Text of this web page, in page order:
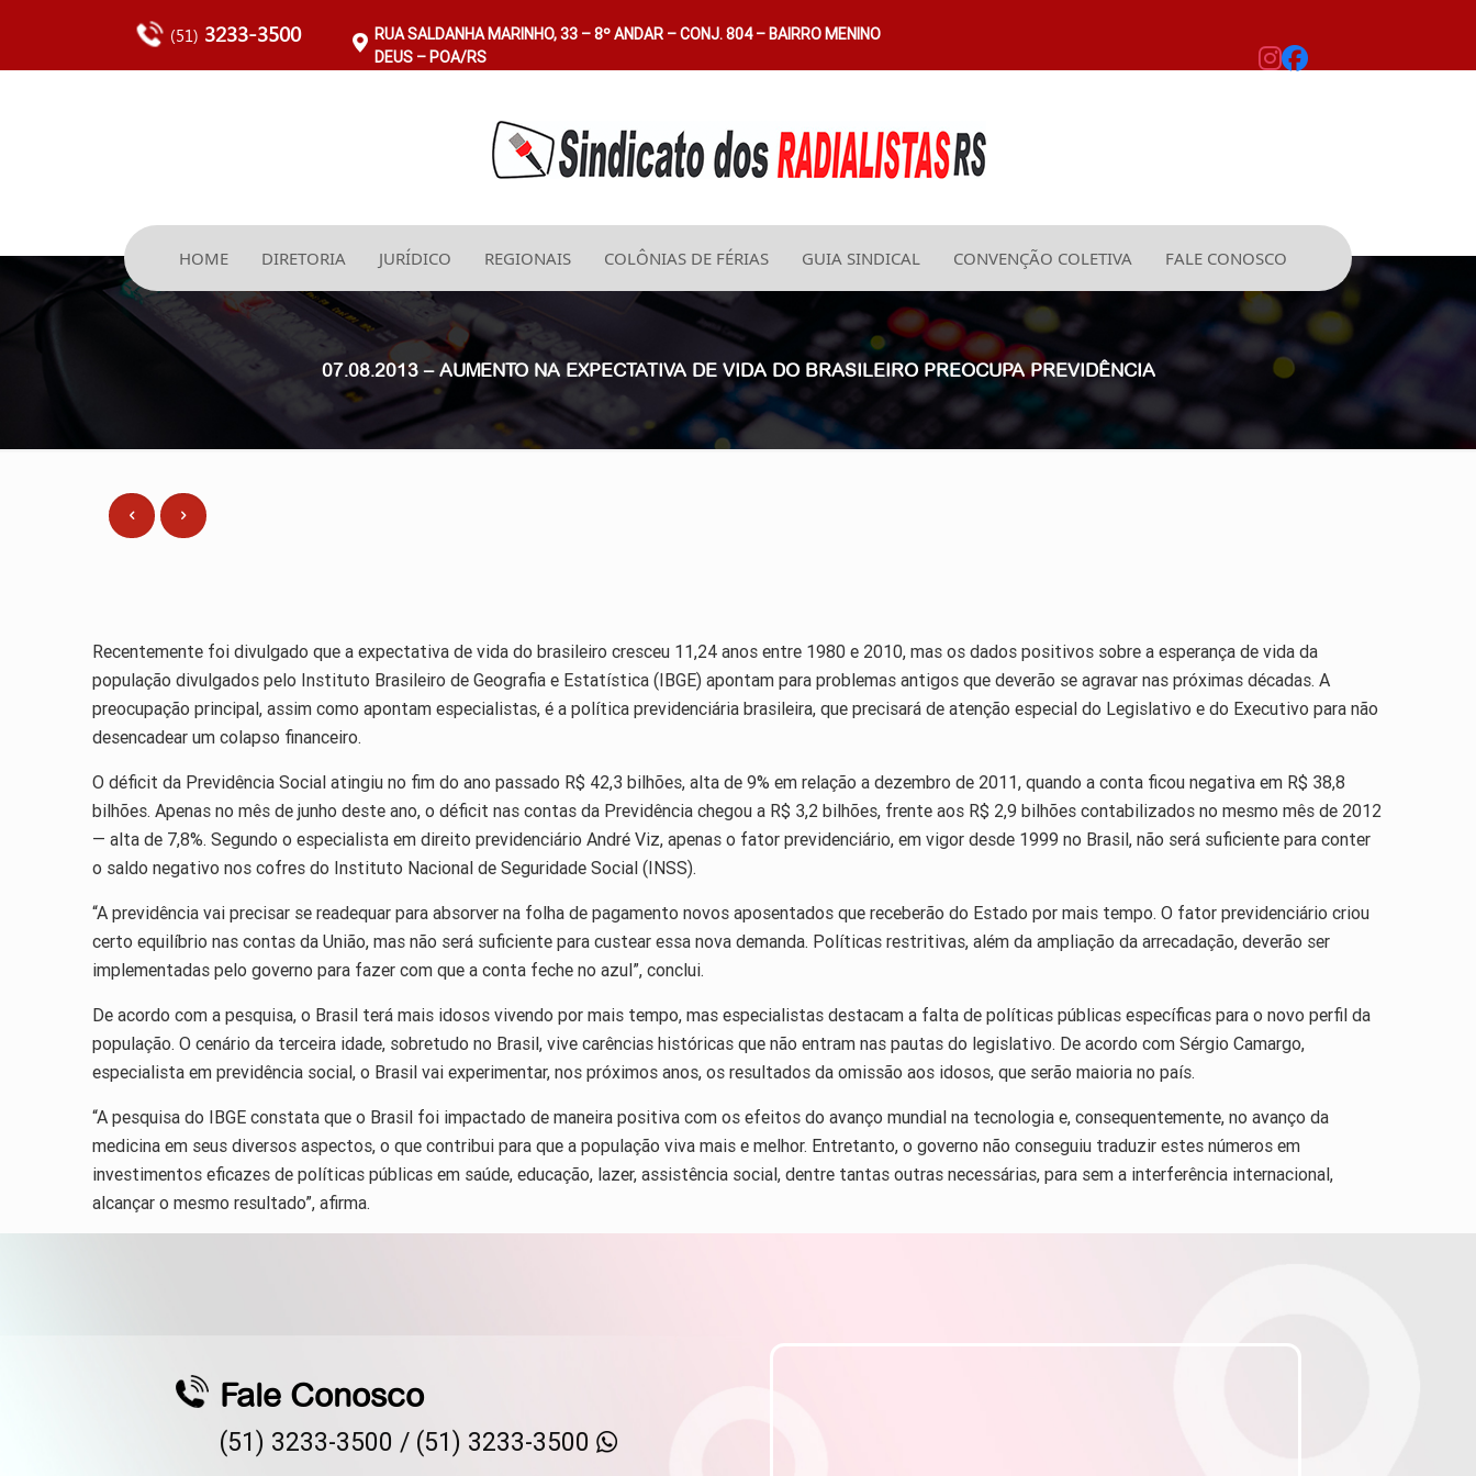
(51) 3233-3500
RUA SALDANHA MARINHO, 33 – 8º ANDAR – CONJ. 804 – BAIRRO MENINO
DEUS – POA/RS
HOME DIRETORIA JURÍDICO REGIONAIS COLÔNIAS DE FÉRIAS GUIA SINDICAL CONVENÇÃO COLETIVA FALE CONOSCO
07.08.2013 – AUMENTO NA EXPECTATIVA DE VIDA DO BRASILEIRO PREOCUPA PREVIDÊNCIA
Recentemente foi divulgado que a expectativa de vida do brasileiro cresceu 11,24 anos entre 1980 e 2010, mas os dados positivos sobre a esperança de vida da
população divulgados pelo Instituto Brasileiro de Geografia e Estatística (IBGE) apontam para problemas antigos que deverão se agravar nas próximas décadas. A
preocupação principal, assim como apontam especialistas, é a política previdenciária brasileira, que precisará de atenção especial do Legislativo e do Executivo para não
desencadear um colapso financeiro.
O déficit da Previdência Social atingiu no fim do ano passado R$ 42,3 bilhões, alta de 9% em relação a dezembro de 2011, quando a conta ficou negativa em R$ 38,8
bilhões. Apenas no mês de junho deste ano, o déficit nas contas da Previdência chegou a R$ 3,2 bilhões, frente aos R$ 2,9 bilhões contabilizados no mesmo mês de 2012
— alta de 7,8%. Segundo o especialista em direito previdenciário André Viz, apenas o fator previdenciário, em vigor desde 1999 no Brasil, não será suficiente para conter
o saldo negativo nos cofres do Instituto Nacional de Seguridade Social (INSS).
“A previdência vai precisar se readequar para absorver na folha de pagamento novos aposentados que receberão do Estado por mais tempo. O fator previdenciário criou
certo equilíbrio nas contas da União, mas não será suficiente para custear essa nova demanda. Políticas restritivas, além da ampliação da arrecadação, deverão ser
implementadas pelo governo para fazer com que a conta feche no azul”, conclui.
De acordo com a pesquisa, o Brasil terá mais idosos vivendo por mais tempo, mas especialistas destacam a falta de políticas públicas específicas para o novo perfil da
população. O cenário da terceira idade, sobretudo no Brasil, vive carências históricas que não entram nas pautas do legislativo. De acordo com Sérgio Camargo,
especialista em previdência social, o Brasil vai experimentar, nos próximos anos, os resultados da omissão aos idosos, que serão maioria no país.
“A pesquisa do IBGE constata que o Brasil foi impactado de maneira positiva com os efeitos do avanço mundial na tecnologia e, consequentemente, no avanço da
medicina em seus diversos aspectos, o que contribui para que a população viva mais e melhor. Entretanto, o governo não conseguiu traduzir estes números em
investimentos eficazes de políticas públicas em saúde, educação, lazer, assistência social, dentre tantas outras necessárias, para sem a interferência internacional,
alcançar o mesmo resultado”, afirma.
Fale Conosco
(51) 3233-3500 / (51) 3233-3500